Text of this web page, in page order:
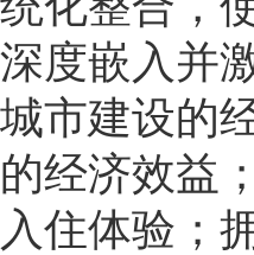
深度嵌入并
城市建设的
的经济效益
入住体验；